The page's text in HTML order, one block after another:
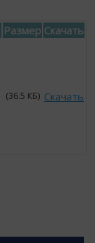
Размер Скачать
(36.5 КБ) Скачать